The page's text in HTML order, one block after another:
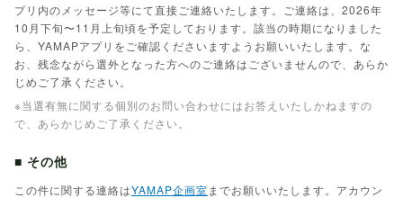
プリ内のメッセージ等にて直接ご連絡いたします。ご連絡は、2026年
10月下旬〜11月上旬頃を予定しております。該当の時期になりました
ら、YAMAPアプリをご確認くださいますようお願いいたします。な
お、残念ながら選外となった方へのご連絡はございませんので、あらか
じめご了承ください。
※当選有無に関する個別のお問い合わせにはお答えいたしかねますの
で、あらかじめご了承ください。
■ その他
この件に関する連絡はYAMAP企画室までお願いいたします。アカウン